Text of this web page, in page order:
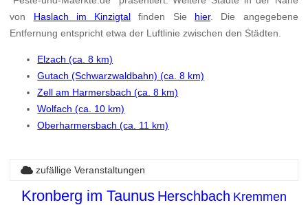
von Haslach im Kinzigtal finden Sie hier. Die angegebene
Entfernung entspricht etwa der Luftlinie zwischen den Städten.
Elzach (ca. 8 km)
Gutach (Schwarzwaldbahn) (ca. 8 km)
Zell am Harmersbach (ca. 8 km)
Wolfach (ca. 10 km)
Oberharmersbach (ca. 11 km)
zufällige Veranstaltungen
Kronberg im Taunus Herschbach Kremmen